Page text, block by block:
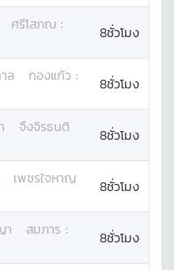
ศรีโสภณ :
8ชั่วโมง
ล กองแก้ว :
8ชั่วโมง
จึงจิรธนติ
8ชั่วโมง
เพชรใจหาญ
8ชั่วโมง
สมภาร :
8ชั่วโมง